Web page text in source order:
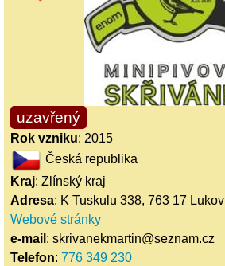
uzavřený
Rok vzniku: 2015
Česká republika
Kraj: Zlínský kraj
Adresa: K Tuskulu 338, 763 17 Lukov
Webové stránky
e-mail : skrivanekmartin@seznam.cz
Telefon: 776 349 230